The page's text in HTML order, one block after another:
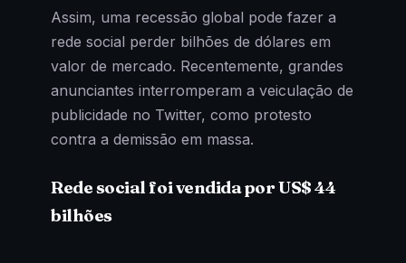
Assim, uma recessão global pode fazer a
rede social perder bilhões de dólares em
valor de mercado. Recentemente, grandes
anunciantes interromperam a veiculação de
publicidade no Twitter, como protesto
contra a demissão em massa.
Rede social foi vendida por US$ 44
bilhões